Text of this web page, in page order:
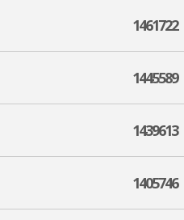
1461722
1445589
1439613
1405746